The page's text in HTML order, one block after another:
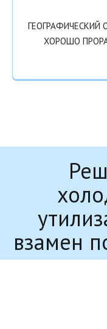
ГЕОГРАФИЧЕСКИЙ
ХОРОШО
взамен